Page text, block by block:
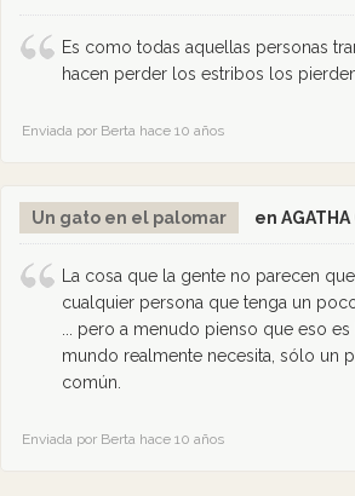
Es como todas aquellas personas
hacen perder los estribos los
Enviada por Berta hace 10 años
Un gato en el palomar en AGATHA
La cosa que la gente no parecen
cualquier persona que tenga un
... pero a menudo pienso que eso
mundo realmente necesita, sólo un
común.
Enviada por Berta hace 10 años